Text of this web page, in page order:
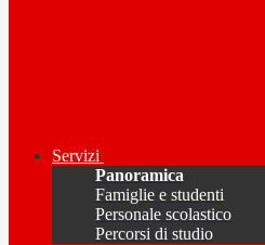
Servizi
Panoramica
Famiglie e studenti
Personale scolastico
Percorsi di studio